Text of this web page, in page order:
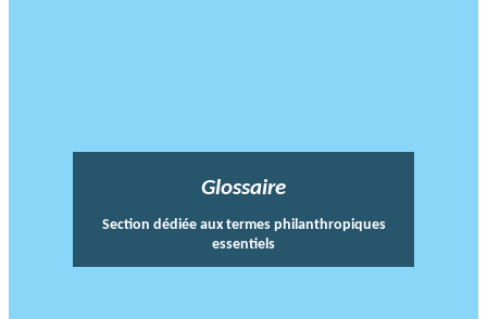
Glossaire
Section dédiée aux termes philanthropiques
essentiels